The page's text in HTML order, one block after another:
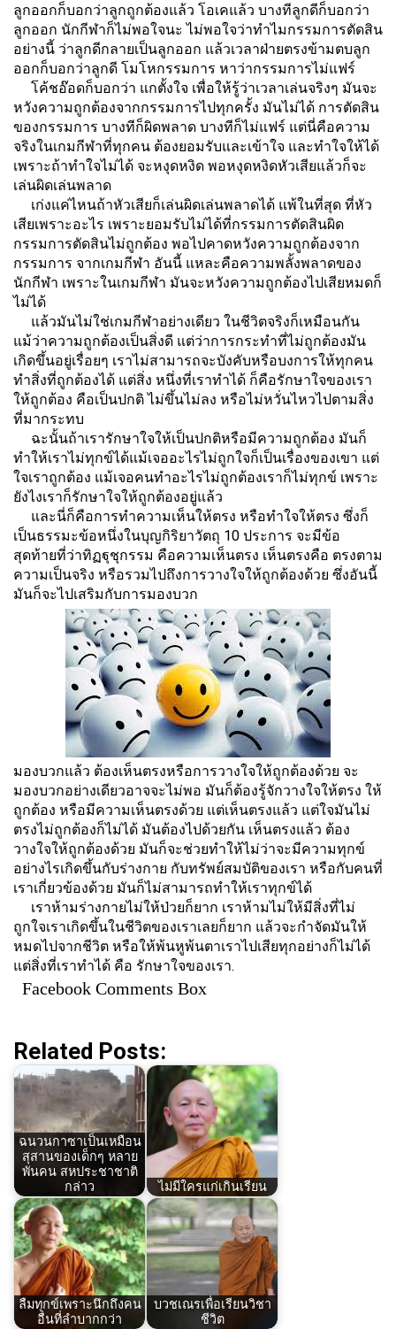
ลูกออกก็บอกว่าลูกถูกต้องแล้ว โอเคแล้ว บางทีลูกดีก็บอกว่า
ลูกออก นักกีฬาก็ไม่พอใจนะ ไม่พอใจว่าทำไมกรรมการตัดสิน
อย่างนี้ ว่าลูกดีกลายเป็นลูกออก แล้วเวลาฝ่ายตรงข้ามตบลูก
ออกก็บอกว่าลูกดี โมโหกรรมการ หาว่ากรรมการไม่แฟร์
โค้ชอ๊อดก็บอกว่า แกตั้งใจ เพื่อให้รู้ว่าเวลาเล่นจริงๆ มันจะ
หวังความถูกต้องจากกรรมการไปทุกครั้ง มันไม่ได้ การตัดสิน
ของกรรมการ บางทีก็ผิดพลาด บางทีก็ไม่แฟร์ แต่นี่คือความ
จริงในเกมกีฬาที่ทุกคน ต้องยอมรับและเข้าใจ และทำใจให้ได้
เพราะถ้าทำใจไม่ได้ จะหงุดหงิด พอหงุดหงิดหัวเสียแล้วก็จะ
เล่นผิดเล่นพลาด
เก่งแค่ไหนถ้าหัวเสียก็เล่นผิดเล่นพลาดได้ แพ้ในที่สุด ที่หัว
เสียเพราะอะไร เพราะยอมรับไม่ได้ที่กรรมการตัดสินผิด
กรรมการตัดสินไม่ถูกต้อง พอไปคาดหวังความถูกต้องจาก
กรรมการ จากเกมกีฬา อันนี้ แหละคือความพลั้งพลาดของ
นักกีฬา เพราะในเกมกีฬา มันจะหวังความถูกต้องไปเสียหมดก็
ไม่ได้
แล้วมันไม่ใช่เกมกีฬาอย่างเดียว ในชีวิตจริงก็เหมือนกัน
แม้ว่าความถูกต้องเป็นสิ่งดี แต่ว่าการกระทำที่ไม่ถูกต้องมัน
เกิดขึ้นอยู่เรื่อยๆ เราไม่สามารถจะบังคับหรือบงการให้ทุกคน
ทำสิ่งที่ถูกต้องได้ แต่สิ่ง หนึ่งที่เราทำได้ ก็คือรักษาใจของเรา
ให้ถูกต้อง คือเป็นปกติ ไม่ขึ้นไม่ลง หรือไม่หวั่นไหวไปตามสิ่ง
ที่มากระทบ
ฉะนั้นถ้าเรารักษาใจให้เป็นปกติหรือมีความถูกต้อง มันก็
ทำให้เราไม่ทุกข์ได้แม้เจออะไรไม่ถูกใจก็เป็นเรื่องของเขา แต่
ใจเราถูกต้อง แม้เจอคนทำอะไรไม่ถูกต้องเราก็ไม่ทุกข์ เพราะ
ยังไงเราก็รักษาใจให้ถูกต้องอยู่แล้ว
และนี่ก็คือการทำความเห็นให้ตรง หรือทำใจให้ตรง ซึ่งก็
เป็นธรรมะข้อหนึ่งในบุญกิริยาวัตถุ 10 ประการ จะมีข้อ
สุดท้ายที่ว่าทิฏฐุชุกรรม คือความเห็นตรง เห็นตรงคือ ตรงตาม
ความเป็นจริง หรือรวมไปถึงการวางใจให้ถูกต้องด้วย ซึ่งอันนี้
มันก็จะไปเสริมกับการมองบวก
มองบวกแล้ว ต้องเห็นตรงหรือการวางใจให้ถูกต้องด้วย จะ
มองบวกอย่างเดียวอาจจะไม่พอ มันก็ต้องรู้จักวางใจให้ตรง ให้
ถูกต้อง หรือมีความเห็นตรงด้วย แต่เห็นตรงแล้ว แต่ใจมันไม่
ตรงไม่ถูกต้องก็ไม่ได้ มันต้องไปด้วยกัน เห็นตรงแล้ว ต้อง
วางใจให้ถูกต้องด้วย มันก็จะช่วยทำให้ไม่ว่าจะมีความทุกข์
อย่างไรเกิดขึ้นกับร่างกาย กับทรัพย์สมบัติของเรา หรือกับคนที่
เราเกี่ยวข้องด้วย มันก็ไม่สามารถทำให้เราทุกข์ได้
เราห้ามร่างกายไม่ให้ป่วยก็ยาก เราห้ามไม่ให้มีสิ่งที่ไม่
ถูกใจเราเกิดขึ้นในชีวิตของเราเลยก็ยาก แล้วจะกำจัดมันให้
หมดไปจากชีวิต หรือให้พ้นหูพ้นตาเราไปเสียทุกอย่างก็ไม่ได้
แต่สิ่งที่เราทำได้ คือ รักษาใจของเรา.
Facebook Comments Box
Related Posts:
ฉนวนกาซาเป็นเหมือน
สุสานของเด็กๆ หลาย
พันคน สหประชาชาติ
กล่าว
ไม่มีใครแก่เกินเรียน
ลืมทุกข์เพราะนึกถึงคน
อื่นที่ลำบากกว่า
บวชเณรเพื่อเรียนวิชา
ชีวิต